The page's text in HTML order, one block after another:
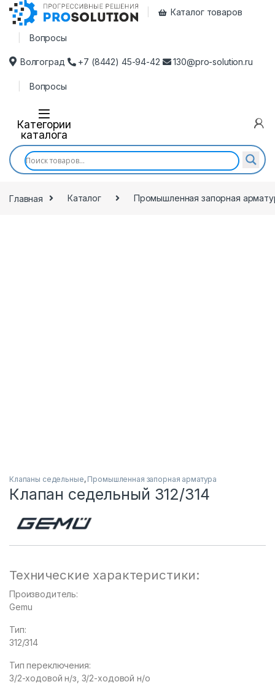
Каталог товаров
Вопросы
Волгоград +7 (8442) 45-94-42 130@pro-solution.ru
Вопросы
Категории
каталога
Главная Каталог Промышленная запорная
Клапаны седельные, Промышленная запорная арматура
Клапан седельный 312/314
Технические характеристики:
Производитель:
Gemu
Тип:
312/314
Тип переключения:
3/2-ходовой н/з, 3/2-ходовой н/о